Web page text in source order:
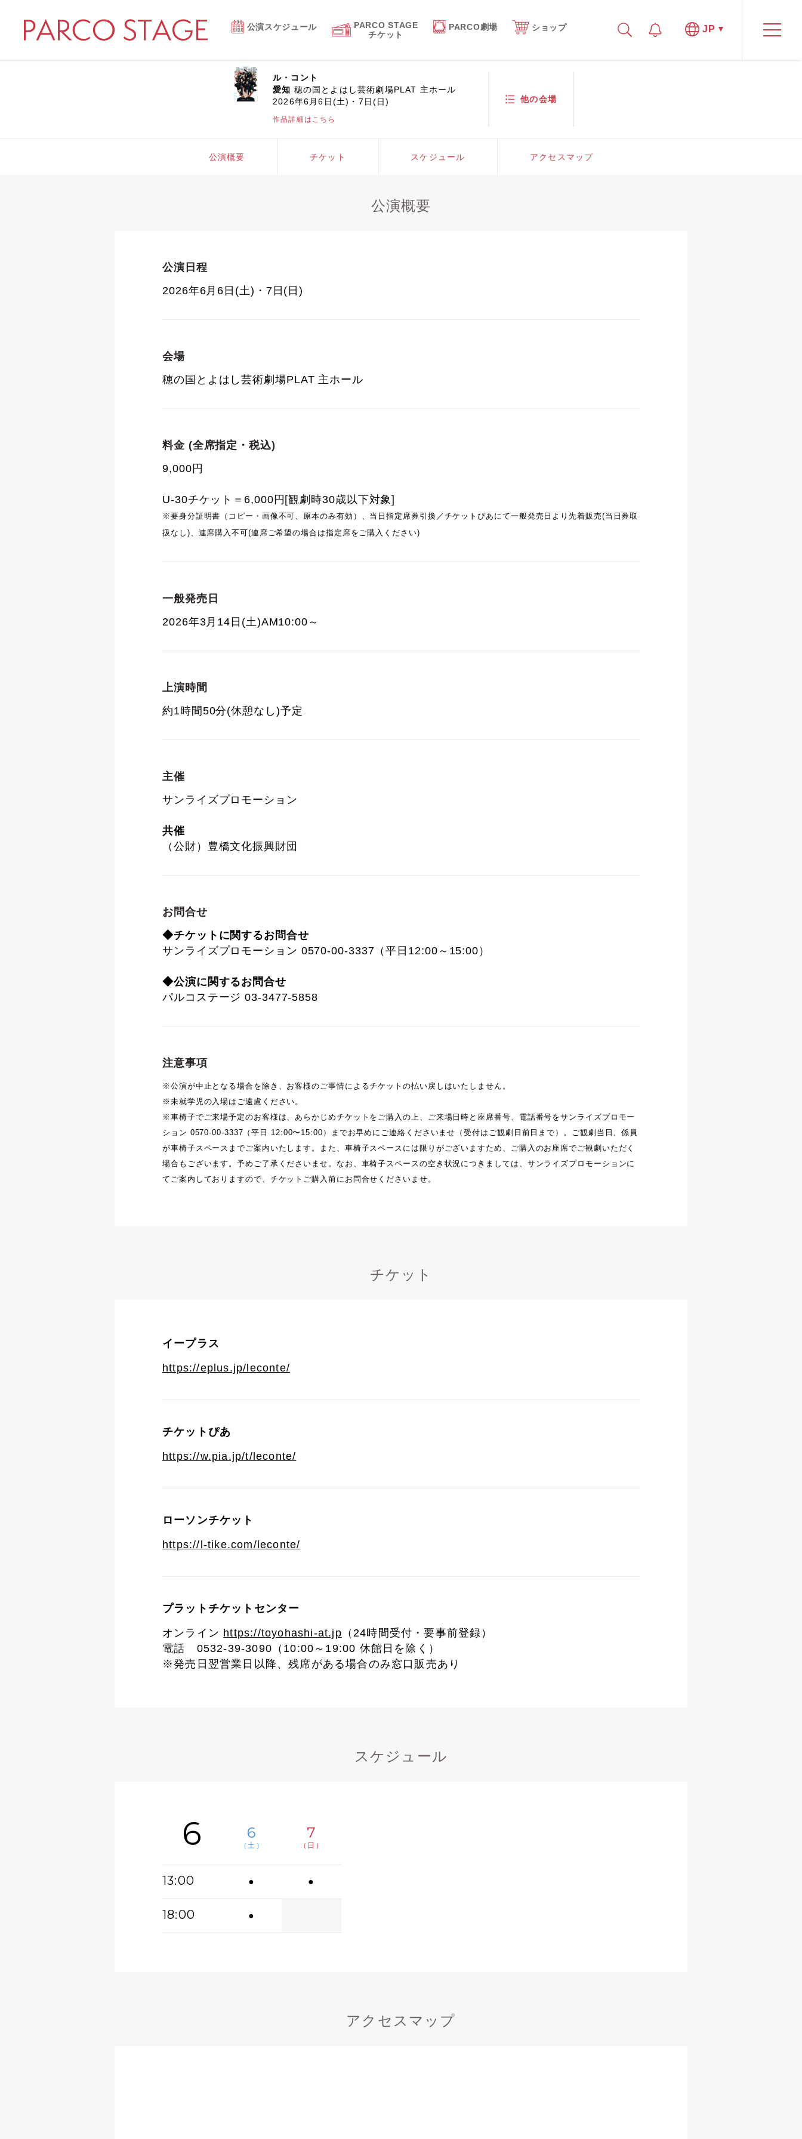
公演スケジュール
PARCO STAGE
チケット
PARCO劇場 ショップ JP
ル・コント
愛知 穂の国とよはし芸術劇場PLAT 主ホール
2026年6月6日(土)・7日(日)
作品詳細はこちら
他の会場
公演概要 チケット スケジュール アクセスマップ
公演概要
公演日程
2026年6月6日(土)・7日(日)
会場
穂の国とよはし芸術劇場PLAT 主ホール
料金 (全席指定・税込)
9,000円
U-30チケット＝6,000円[観劇時30歳以下対象]
※要身分証明書（コピー・画像不可、原本のみ有効）、当日指定席券引換／チケットぴあにて一般発売日より先着販売(当日券取
扱なし)、連席購入不可(連席ご希望の場合は指定席をご購入ください)
一般発売日
2026年3月14日(土)AM10:00～
上演時間
約1時間50分(休憩なし)予定
主催
サンライズプロモーション
共催
（公財）豊橋文化振興財団
お問合せ
◆チケットに関するお問合せ
サンライズプロモーション 0570-00-3337（平日12:00～15:00）
◆公演に関するお問合せ
パルコステージ 03-3477-5858
注意事項
※公演が中止となる場合を除き、お客様のご事情によるチケットの払い戻しはいたしません。
※未就学児の入場はご遠慮ください。
※車椅子でご来場予定のお客様は、あらかじめチケットをご購入の上、ご来場日時と座席番号、電話番号をサンライズプロモー
ション 0570-00-3337（平日 12:00〜15:00）までお早めにご連絡くださいませ（受付はご観劇日前日まで）。ご観劇当日、係員
が車椅子スペースまでご案内いたします。また、車椅子スペースには限りがございますため、ご購入のお座席でご観劇いただく
場合もございます。予めご了承くださいませ。なお、車椅子スペースの空き状況につきましては、サンライズプロモーションに
てご案内しておりますので、チケットご購入前にお問合せくださいませ。
チケット
イープラス
https://eplus.jp/leconte/
チケットぴあ
https://w.pia.jp/t/leconte/
ローソンチケット
https://l-tike.com/leconte/
プラットチケットセンター
オンライン https://toyohashi-at.jp （24時間受付・要事前登録）
電話 0532-39-3090（10:00～19:00 休館日を除く）
※発売日翌営業日以降、残席がある場合のみ窓口販売あり
スケジュール
6 6
（土）
7
（日）
13:00 ● ●
18:00 ●
アクセスマップ